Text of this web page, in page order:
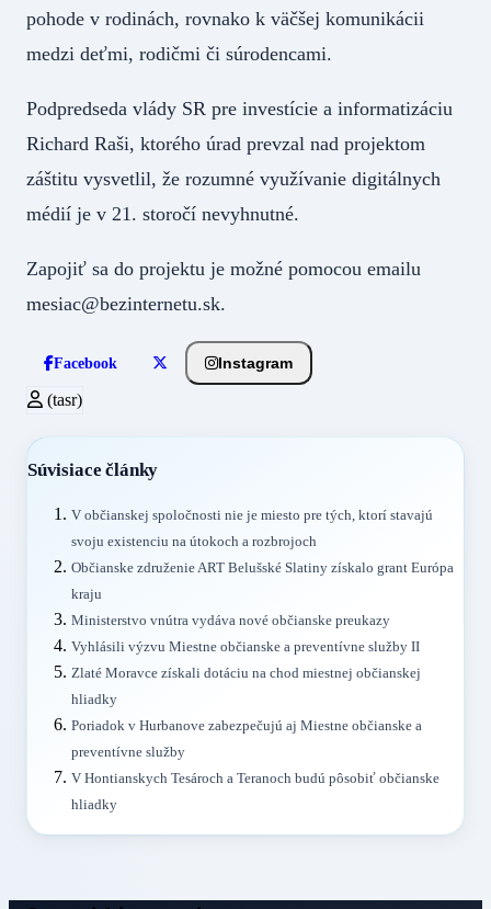
pohode v rodinách, rovnako k väčšej komunikácii
medzi deťmi, rodičmi či súrodencami.
Podpredseda vlády SR pre investície a informatizáciu
Richard Raši, ktorého úrad prevzal nad projektom
záštitu vysvetlil, že rozumné využívanie digitálnych
médií je v 21. storočí nevyhnutné.
Zapojiť sa do projektu je možné pomocou emailu
mesiac@bezinternetu.sk.
Facebook Instagram
(tasr)
Súvisiace články
V občianskej spoločnosti nie je miesto pre tých, ktorí stavajú
svoju existenciu na útokoch a rozbrojoch
Občianske združenie ART Belušské Slatiny získalo grant Európa
kraju
Ministerstvo vnútra vydáva nové občianske preukazy
Vyhlásili výzvu Miestne občianske a preventívne služby II
Zlaté Moravce získali dotáciu na chod miestnej občianskej
hliadky
Poriadok v Hurbanove zabezpečujú aj Miestne občianske a
preventívne služby
V Hontianskych Tesároch a Teranoch budú pôsobiť občianske
hliadky